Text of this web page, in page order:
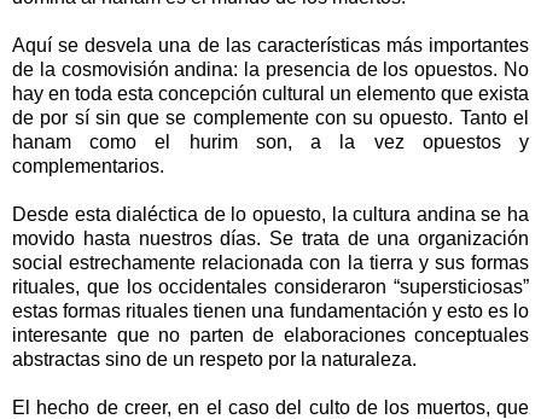
Aquí se desvela una de las características más importantes
de la cosmovisión andina: la presencia de los opuestos. No
hay en toda esta concepción cultural un elemento que exista
de por sí sin que se complemente con su opuesto. Tanto el
hanam como el hurim son, a la vez opuestos y
complementarios.
Desde esta dialéctica de lo opuesto, la cultura andina se ha
movido hasta nuestros días. Se trata de una organización
social estrechamente relacionada con la tierra y sus formas
rituales, que los occidentales consideraron “supersticiosas”
estas formas rituales tienen una fundamentación y esto es lo
interesante que no parten de elaboraciones conceptuales
abstractas sino de un respeto por la naturaleza.
El hecho de creer, en el caso del culto de los muertos, que